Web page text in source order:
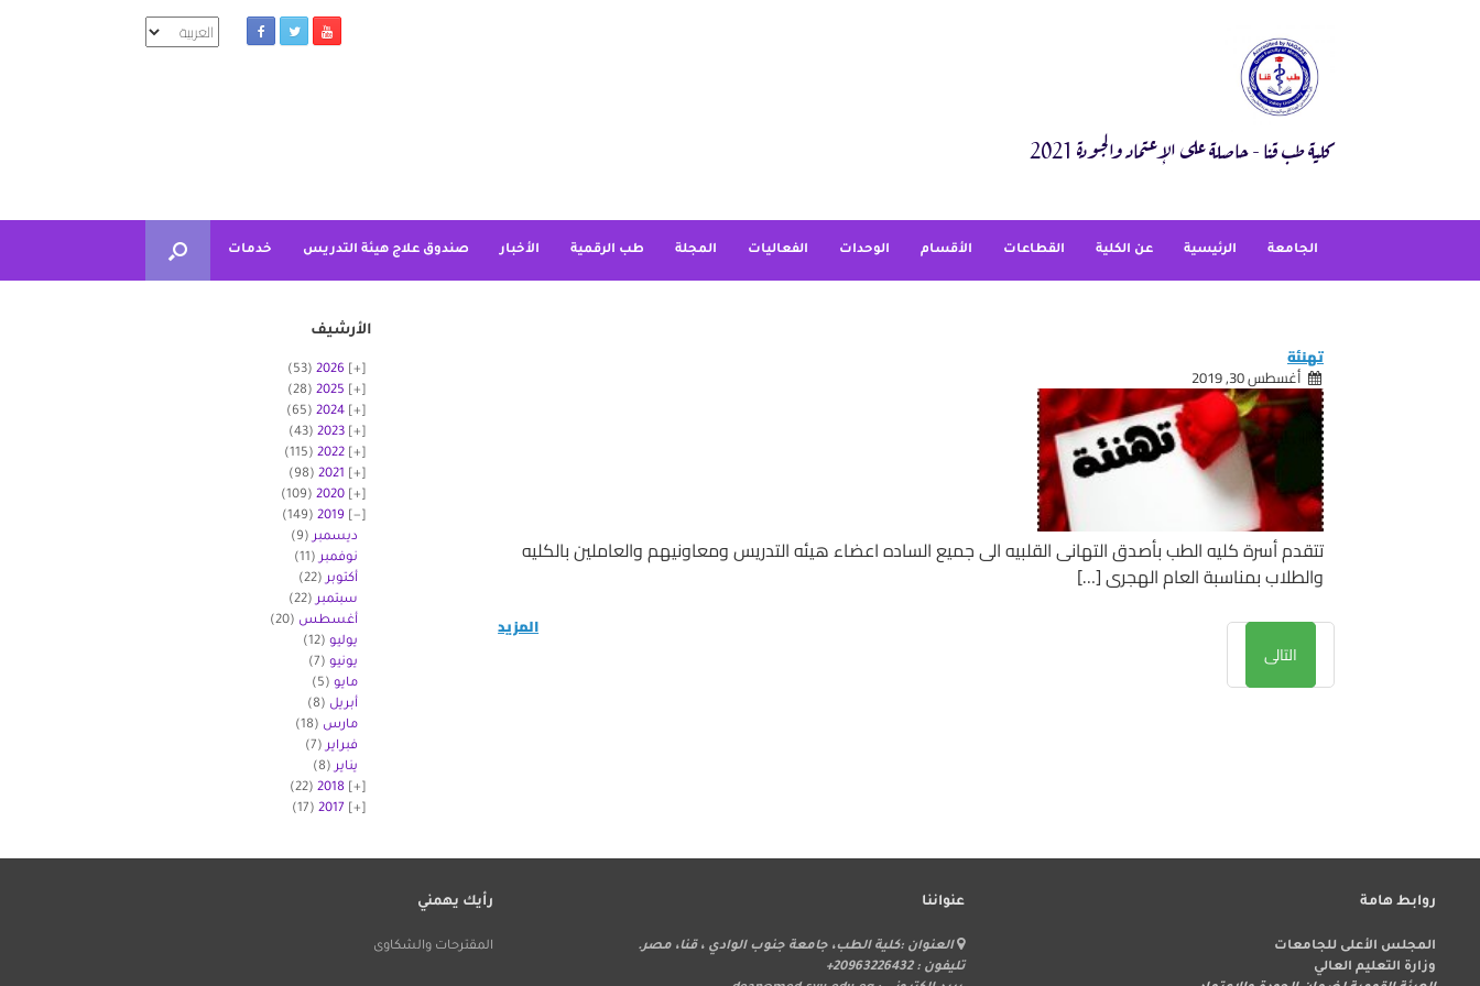
كلية طب قنا - حاصلة على الإعتماد والجودة 2021
اختر
لغة
الجامعة الرئيسية عن الكلية القطاعات الأقسام الوحدات الفعاليات المجلة طب الرقمية الأخبار صندوق علاج هيئة التدريس خدمات
تهنئة
أغسطس 30, 2019
تتقدم أسرة كليه الطب بأصدق التهانى القلبيه الى جميع الساده اعضاء هيئه التدريس ومعاونيهم والعاملين بالكليه
والطلاب بمناسبة العام الهجرى […]
المزيد
التالى
الأرشيف
2026
(53)
2025
(28)
2024
(65)
2023
(43)
2022
(115)
2021
(98)
2020
(109)
2019
(149)
ديسمبر(9)
نوفمبر(11)
أكتوبر(22)
سبتمبر(22)
أغسطس (20)
يوليو (12)
يونيو (7)
مايو (5)
أبريل (8)
مارس (18)
فبراير(7)
يناير(8)
2018
(22)
2017
(17)
روابط هامة
المجلس الأعلى للجامعات
وزارة التعليم العالي
عنواننا
العنوان :كلية الطب، جامعة جنوب الوادي ، قنا، مصر.
تليفون : 20963226432+
رأيك يهمني
المقترحات والشكاوى